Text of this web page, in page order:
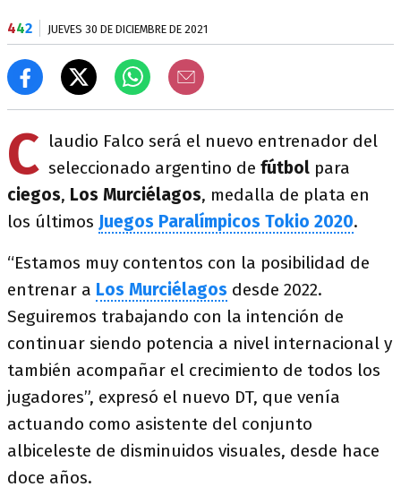
442 JUEVES 30 DE DICIEMBRE DE 2021
C laudio Falco será el nuevo entrenador del
seleccionado argentino de fútbol para
ciegos, Los Murciélagos, medalla de plata en
los últimos Juegos Paralímpicos Tokio 2020.
“Estamos muy contentos con la posibilidad de
entrenar a Los Murciélagos desde 2022.
Seguiremos trabajando con la intención de
continuar siendo potencia a nivel internacional y
también acompañar el crecimiento de todos los
jugadores”, expresó el nuevo DT, que venía
actuando como asistente del conjunto
albiceleste de disminuidos visuales, desde hace
doce años.